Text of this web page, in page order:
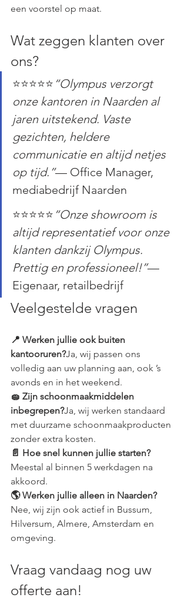
een voorstel op maat.
Wat zeggen klanten over
ons?
⭐⭐⭐⭐⭐ “Olympus verzorgt
onze kantoren in Naarden al
jaren uitstekend. Vaste
gezichten, heldere
communicatie en altijd netjes
op tijd.”— Office Manager,
mediabedrijf Naarden
⭐⭐⭐⭐⭐ “Onze showroom is
altijd representatief voor onze
klanten dankzij Olympus.
Prettig en professioneel!”—
Eigenaar, retailbedrijf
Veelgestelde vragen
📍 Werken jullie ook buiten
kantooruren?Ja, wij passen ons
volledig aan uw planning aan, ook ’s
avonds en in het weekend.
🧽 Zijn schoonmaakmiddelen
inbegrepen?Ja, wij werken standaard
met duurzame schoonmaakproducten
zonder extra kosten.
📄 Hoe snel kunnen jullie starten?
Meestal al binnen 5 werkdagen na
akkoord.
🌎 Werken jullie alleen in Naarden?
Nee, wij zijn ook actief in Bussum,
Hilversum, Almere, Amsterdam en
omgeving.
Vraag vandaag nog uw
offerte aan!